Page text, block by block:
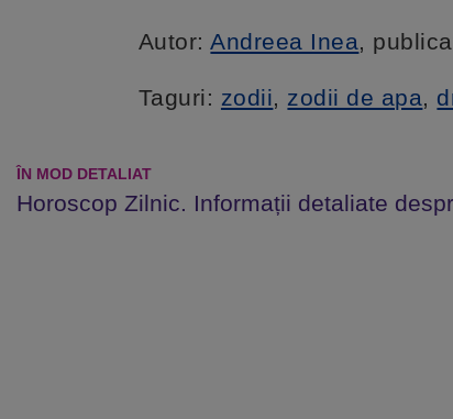
Autor:Andreea Inea,
Taguri: zodii, zodii de apa,
ÎN MOD DETALIAT
Horoscop Zilnic. Informații detaliate